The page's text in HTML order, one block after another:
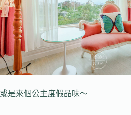
或是來個公主度假品味～